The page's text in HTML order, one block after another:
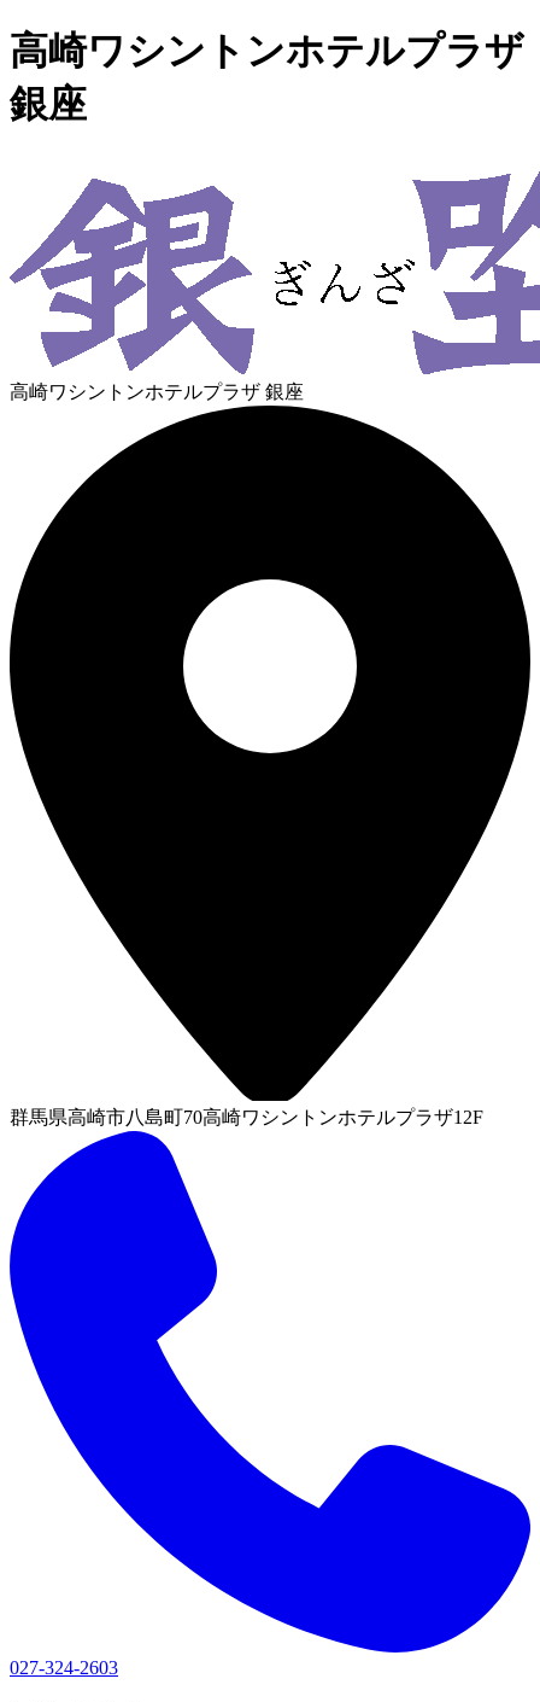
高崎ワシントンホテルプラザ
銀座
高崎ワシントンホテルプラザ 銀座
群馬県高崎市八島町70高崎ワシントンホテルプラザ12F
027-324-2603